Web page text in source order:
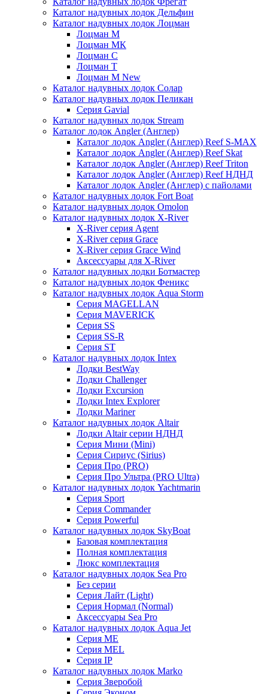
Каталог надувных лодок Дельфин
Каталог надувных лодок Лоцман
Лоцман М
Лоцман МК
Лоцман С
Лоцман Т
Лоцман М New
Каталог надувных лодок Солар
Каталог надувных лодок Пеликан
Серия Gavial
Каталог надувных лодок Stream
Каталог лодок Angler (Англер)
Каталог лодок Angler (Англер) Reef S-MAX
Каталог лодок Angler (Англер) Reef Skat
Каталог лодок Angler (Англер) Reef Triton
Каталог лодок Angler (Англер) Reef НДНД
Каталог лодок Angler (Англер) с пайолами
Каталог надувных лодок Fort Boat
Каталог надувных лодок Omolon
Каталог надувных лодок X-River
X-River серия Agent
X-River серия Grace
X-River серия Grace Wind
Аксессуары для X-River
Каталог надувных лодки Ботмастер
Каталог надувных лодок Феникc
Каталог надувных лодок Aqua Storm
Серия MAGELLAN
Серия MAVERICK
Серия SS
Серия SS-R
Серия ST
Каталог надувных лодок Intex
Лодки BestWay
Лодки Challenger
Лодки Excursion
Лодки Intex Explorer
Лодки Mariner
Каталог надувных лодок Altair
Лодки Altair серии НДНД
Серия Мини (Mini)
Серия Сириус (Sirius)
Серия Про (PRO)
Серия Про Ультра (PRO Ultra)
Каталог надувных лодок Yachtmarin
Серия Sport
Серия Commander
Серия Powerful
Каталог надувных лодок SkyBoat
Базовая комплектация
Полная комплектация
Люкс комплектация
Каталог надувных лодок Sea Pro
Без серии
Серия Лайт (Light)
Серия Нормал (Normal)
Аксессуары Sea Pro
Каталог надувных лодок Aqua Jet
Серия ME
Серия MEL
Серия IP
Каталог надувных лодок Marko
Серия Зверобой